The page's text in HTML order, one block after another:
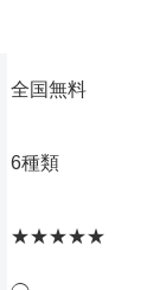
全国無料
6種類
★★★★★